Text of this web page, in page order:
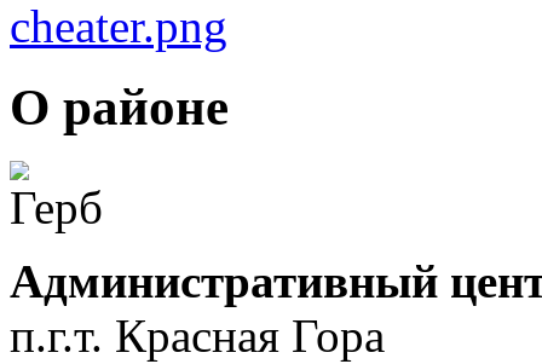
О районе
Административный
п.г.т. Красная Гора